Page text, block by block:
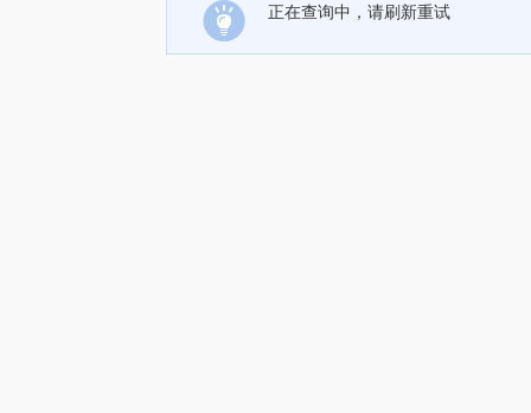
正在查询中，请刷新重试